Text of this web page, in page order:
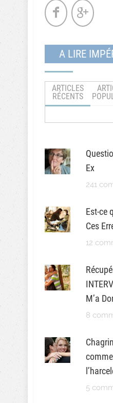
A LIRE
ARTICLES
RÉCENTS
Ex
241
Est-ce
Ces
12
M’a
8
5